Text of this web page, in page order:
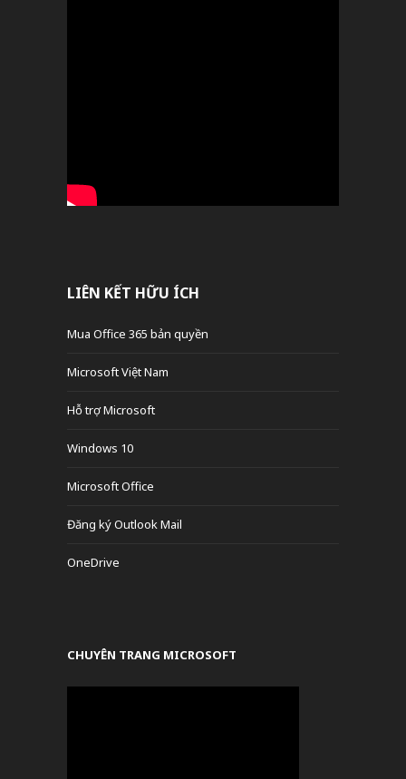
LIÊN KẾT HỮU ÍCH
Mua Office 365 bản quyền
Microsoft Việt Nam
Hỗ trợ Microsoft
Windows 10
Microsoft Office
Đăng ký Outlook Mail
OneDrive
CHUYÊN TRANG MICROSOFT